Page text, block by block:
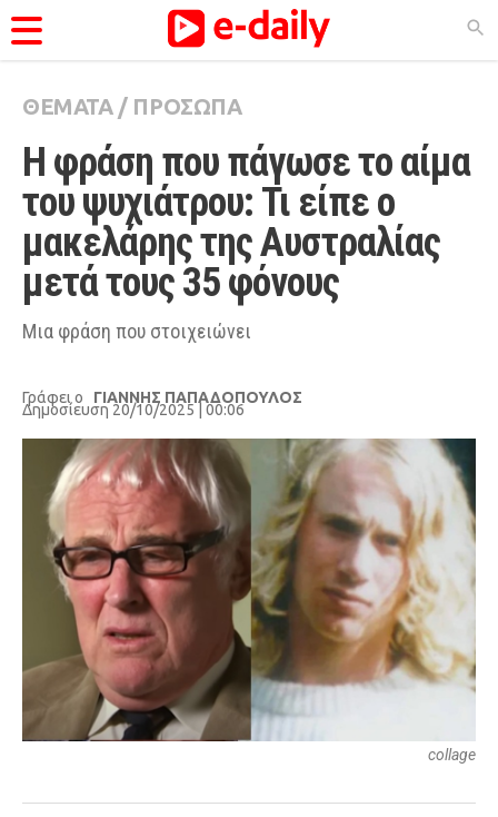
ΚΑΤΗΓΟΡΊΕΣ
Ειδήσεις
Θέματα
Videos
Podcasts
Viral
City Guide
Pop Culture
Agenda
FEEDS
Πάσχα Eurovision
Retro Summer
OMG LOL
ΘΕΜΑΤΑ/ ΠΡΟΣΩΠΑ
Η φράση που πάγωσε το αίμα
του ψυχιάτρου: Τι είπε ο
μακελάρης της Αυστραλίας
μετά τους 35 φόνους
Μια φράση που στοιχειώνει
Γράφει ο ΓΙΑΝΝΗΣ ΠΑΠΑΔΟΠΟΥΛΟΣ
Δημοσίευση 20/10/2025 | 00:06
collage